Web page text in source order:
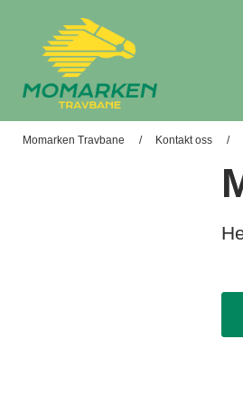
Momarken Travbane Kontakt oss